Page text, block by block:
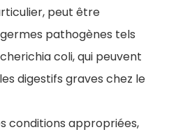
peut être
pathogènes tels
coli, qui peuvent
digestifs graves chez le
conditions appropriées,